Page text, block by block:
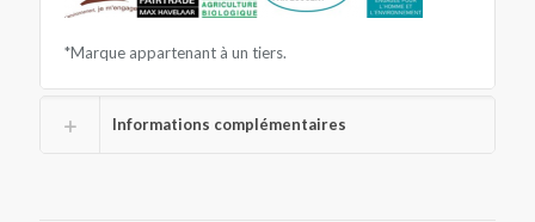
*Marque appartenant à un tiers.
Informations complémentaires